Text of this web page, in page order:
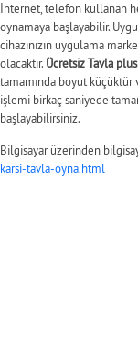
İnternet, telefon kullanan
oynamaya başlayabilir.
cihazınızın uygulama
olacaktır. Ücretsiz Tavla plus
tamamında boyut
işlemi birkaç saniyede
başlayabilirsiniz.
Bilgisayar üzerinden
karsi-tavla-oyna.html